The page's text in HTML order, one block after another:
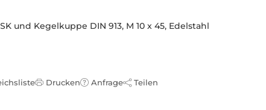
und Kegelkuppe DIN 913, M 10 x 45, Edelstahl
Drucken Anfrage Teilen